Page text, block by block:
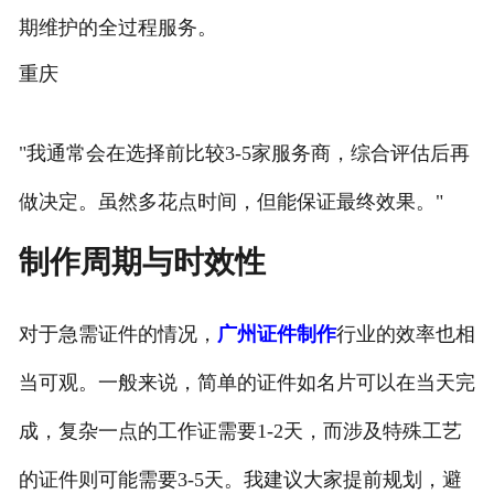
期维护的全过程服务。
重庆
"我通常会在选择前比较3-5家服务商，综合评估后再
做决定。虽然多花点时间，但能保证最终效果。"
制作周期与时效性
对于急需证件的情况， 广州证件制作行业的效率也相
当可观。一般来说，简单的证件如名片可以在当天完
成，复杂一点的工作证需要1-2天，而涉及特殊工艺
的证件则可能需要3-5天。我建议大家提前规划，避